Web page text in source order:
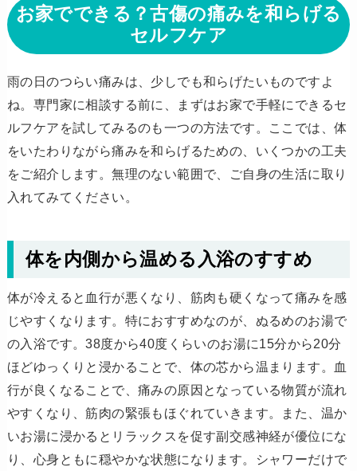
お家でできる？古傷の痛みを和らげる
セルフケア
雨の日のつらい痛みは、少しでも和らげたいものですよ
ね。専門家に相談する前に、まずはお家で手軽にできるセ
ルフケアを試してみるのも一つの方法です。ここでは、体
をいたわりながら痛みを和らげるための、いくつかの工夫
をご紹介します。無理のない範囲で、ご自身の生活に取り
入れてみてください。
体を内側から温める入浴のすすめ
体が冷えると血行が悪くなり、筋肉も硬くなって痛みを感
じやすくなります。特におすすめなのが、ぬるめのお湯で
の入浴です。38度から40度くらいのお湯に15分から20分
ほどゆっくりと浸かることで、体の芯から温まります。血
行が良くなることで、痛みの原因となっている物質が流れ
やすくなり、筋肉の緊張もほぐれていきます。また、温か
いお湯に浸かるとリラックスを促す副交感神経が優位にな
り、心身ともに穏やかな状態になります。シャワーだけで